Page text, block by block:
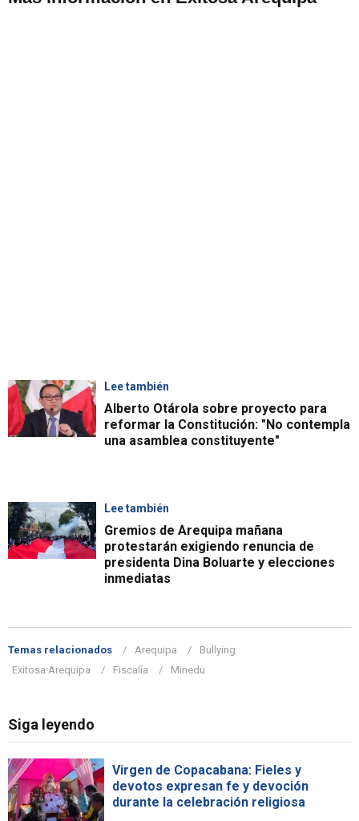
Lee también
Alberto Otárola sobre proyecto para
reformar la Constitución: "No contempla
una asamblea constituyente"
Lee también
Gremios de Arequipa mañana
protestarán exigiendo renuncia de
presidenta Dina Boluarte y elecciones
inmediatas
Temas relacionados Arequipa
Bullying
Exitosa Arequipa
Fiscalía Minedu
Siga leyendo
Virgen de Copacabana: Fieles y
devotos expresan fe y devoción
durante la celebración religiosa